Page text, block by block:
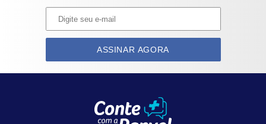
ASSINAR AGORA